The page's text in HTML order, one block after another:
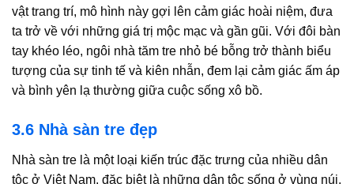
vật trang trí, mô hình này gợi lên cảm giác hoài niệm, đưa
ta trở về với những giá trị mộc mạc và gần gũi. Với đôi bàn
tay khéo léo, ngôi nhà tăm tre nhỏ bé bỗng trở thành biểu
tượng của sự tinh tế và kiên nhẫn, đem lại cảm giác ấm áp
và bình yên lạ thường giữa cuộc sống xô bồ.
3.6 Nhà sàn tre đẹp
Nhà sàn tre là một loại kiến trúc đặc trưng của nhiều dân
tộc ở Việt Nam, đặc biệt là những dân tộc sống ở vùng núi.